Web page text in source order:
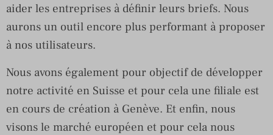
aider les entreprises à définir leurs briefs. Nous
aurons un outil encore plus performant à proposer
à nos utilisateurs.
Nous avons également pour objectif de développer
notre activité en Suisse et pour cela une filiale est
en cours de création à Genève. Et enfin, nous
visons le marché européen et pour cela nous